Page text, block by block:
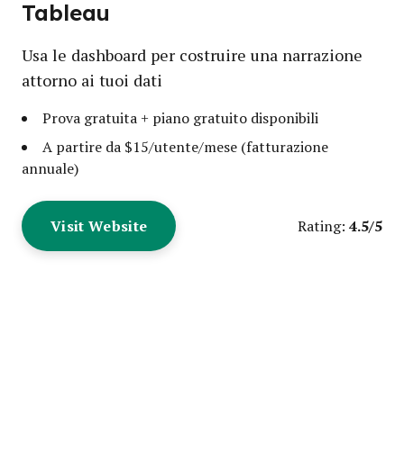
Tableau
Usa le dashboard per costruire una narrazione
attorno ai tuoi dati
Prova gratuita + piano gratuito disponibili
A partire da $15/utente/mese (fatturazione
annuale)
Visit Website Rating: 4.5/5